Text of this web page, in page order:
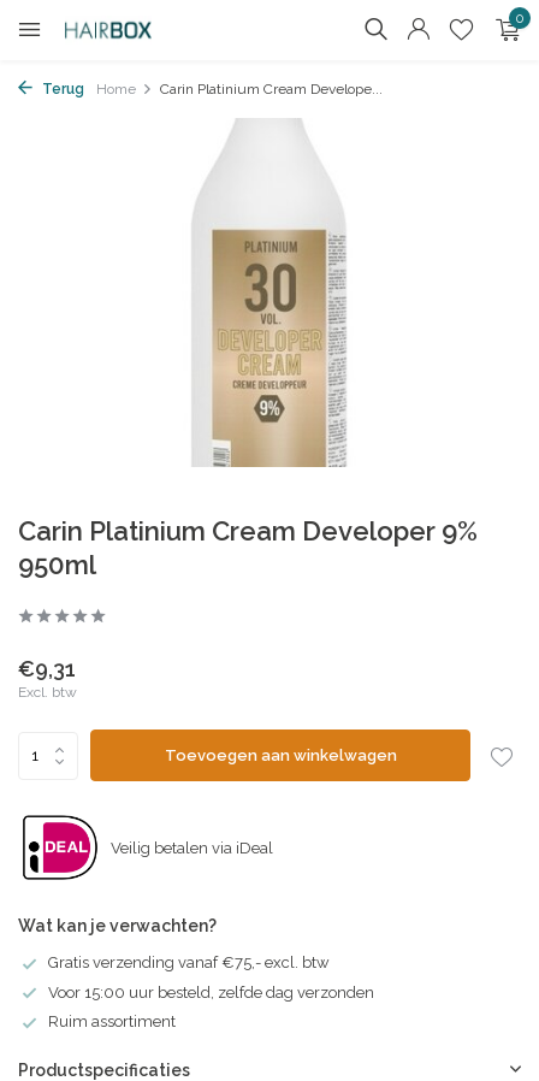
0
Terug Home Carin Platinium Cream Develope...
Carin Platinium Cream Developer 9%
950ml
€9,31
Excl. btw
Toevoegen aan winkelwagen
Veilig betalen via iDeal
Wat kan je verwachten?
Gratis verzending vanaf €75,- excl. btw
Voor 15:00 uur besteld, zelfde dag verzonden
Ruim assortiment
Productspecificaties